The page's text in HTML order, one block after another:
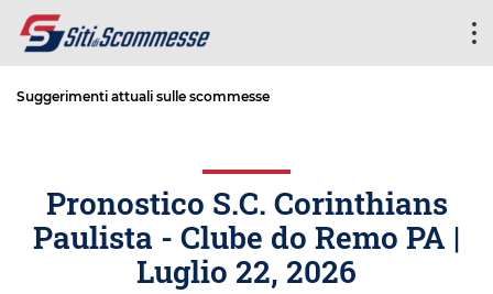
Suggerimenti attuali sulle scommesse
Pronostico S.C. Corinthians
Paulista - Clube do Remo PA |
Luglio 22, 2026